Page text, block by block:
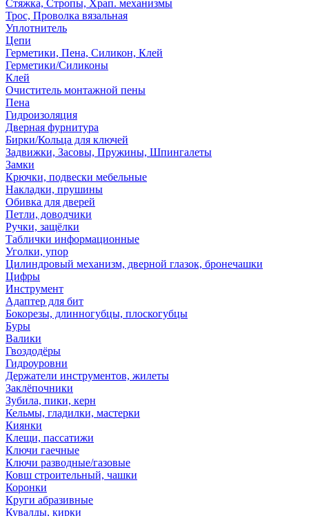
Стяжка, Стропы, Храп. механизмы
Трос, Проволка вязальная
Уплотнитель
Цепи
Герметики, Пена, Силикон, Клей
Герметики/Силиконы
Клей
Очиститель монтажной пены
Пена
Гидроизоляция
Дверная фурнитура
Бирки/Кольца для ключей
Задвижки, Засовы, Пружины, Шпингалеты
Замки
Крючки, подвески мебельные
Накладки, прушины
Обивка для дверей
Петли, доводчики
Ручки, защёлки
Таблички информационные
Уголки, упор
Цилиндровый механизм, дверной глазок, бронечашки
Цифры
Инструмент
Адаптер для бит
Бокорезы, длинногубцы, плоскогубцы
Буры
Валики
Гвоздодёры
Гидроуровни
Держатели инструментов, жилеты
Заклёпочники
Зубила, пики, керн
Кельмы, гладилки, мастерки
Киянки
Клещи, пассатижи
Ключи гаечные
Ключи разводные/газовые
Ковш строительный, чашки
Коронки
Круги абразивные
Кувалды, кирки